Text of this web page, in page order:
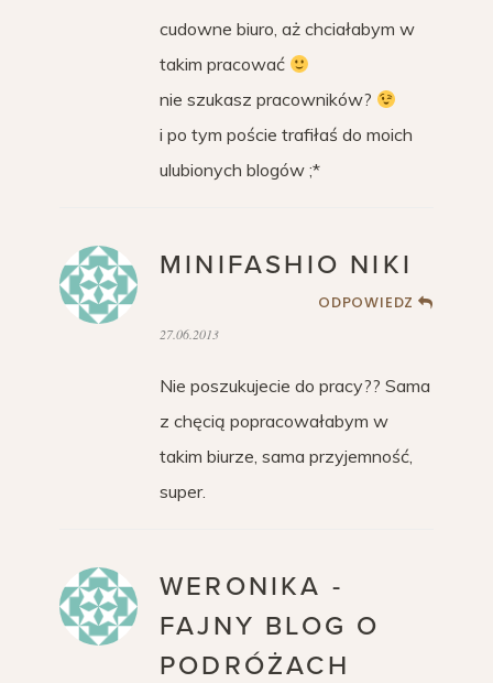
cudowne biuro, aż chciałabym w
takim pracować
nie szukasz pracowników?
i po tym poście trafiłaś do moich
ulubionych blogów ;*
MINIFASHIO NIKI
ODPOWIEDZ
27.06.2013
Nie poszukujecie do pracy?? Sama
z chęcią popracowałabym w
takim biurze, sama przyjemność,
super.
WERONIKA -
FAJNY BLOG O
PODRÓŻACH